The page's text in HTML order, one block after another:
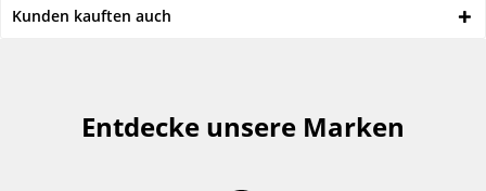
Kunden kauften auch
Entdecke unsere Marken